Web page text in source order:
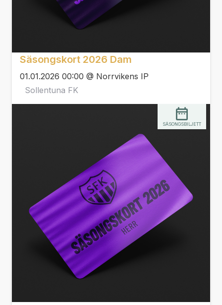
Säsongskort 2026 Dam
01.01.2026 00:00 @ Norrvikens IP
Sollentuna FK
SÄSONGSBILJETT